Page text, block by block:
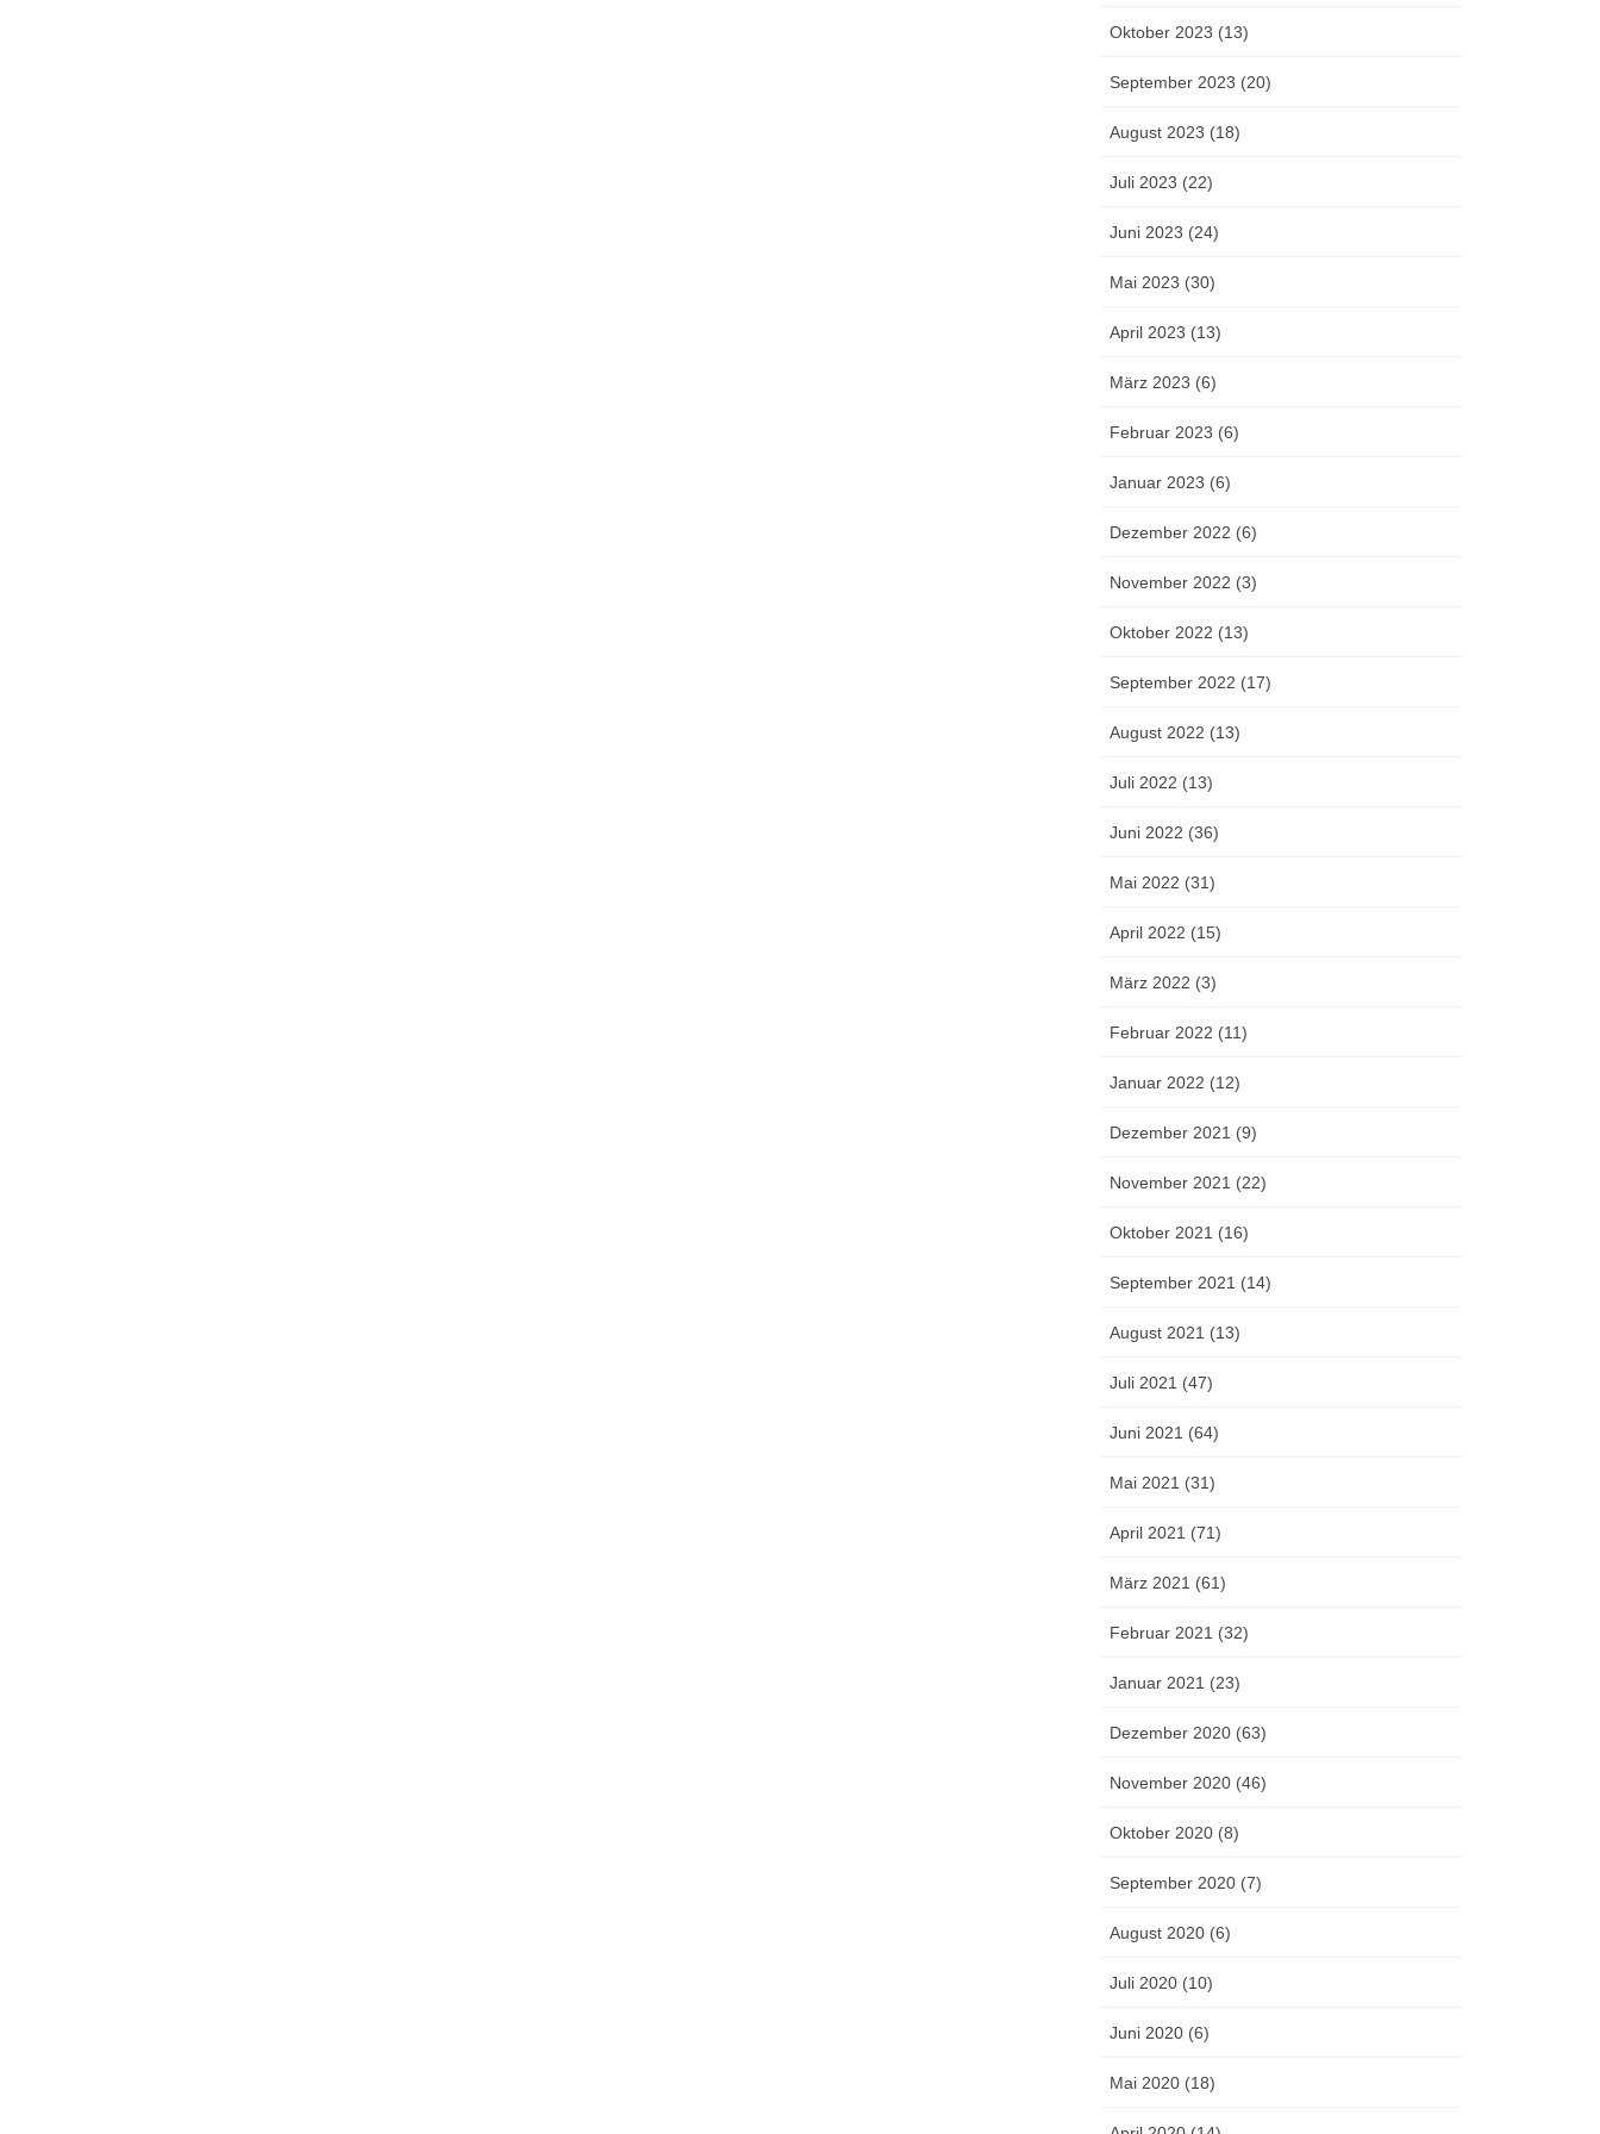
Oktober 2023 (13)
September 2023 (20)
August 2023 (18)
Juli 2023 (22)
Juni 2023 (24)
Mai 2023 (30)
April 2023 (13)
März 2023 (6)
Februar 2023 (6)
Januar 2023 (6)
Dezember 2022 (6)
November 2022 (3)
Oktober 2022 (13)
September 2022 (17)
August 2022 (13)
Juli 2022 (13)
Juni 2022 (36)
Mai 2022 (31)
April 2022 (15)
März 2022 (3)
Februar 2022 (11)
Januar 2022 (12)
Dezember 2021 (9)
November 2021 (22)
Oktober 2021 (16)
September 2021 (14)
August 2021 (13)
Juli 2021 (47)
Juni 2021 (64)
Mai 2021 (31)
April 2021 (71)
März 2021 (61)
Februar 2021 (32)
Januar 2021 (23)
Dezember 2020 (63)
November 2020 (46)
Oktober 2020 (8)
September 2020 (7)
August 2020 (6)
Juli 2020 (10)
Juni 2020 (6)
Mai 2020 (18)